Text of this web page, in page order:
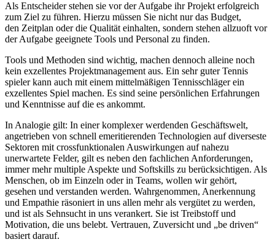
Als Entscheider stehen sie vor der Aufgabe ihr Projekt erfolgreich
zum Ziel zu führen. Hierzu müssen Sie nicht nur das Budget,
den Zeitplan oder die Qualität einhalten, sondern stehen allzuoft vor
der Aufgabe geeignete Tools und Personal zu finden.
Tools und Methoden sind wichtig, machen dennoch alleine noch
kein exzellentes Projektmanagement aus. Ein sehr guter Tennis
spieler kann auch mit einem mittelmäßigen Tennisschläger ein
exzellentes Spiel machen. Es sind seine persönlichen Erfahrungen
und Kenntnisse auf die es ankommt.
In Analogie gilt: In einer komplexer werdenden Geschäftswelt,
angetrieben von schnell emeritierenden Technologien auf diverseste
Sektoren mit crossfunktionalen Auswirkungen auf nahezu
unerwartete Felder, gilt es neben den fachlichen Anforderungen,
immer mehr multiple Aspekte und Softskills zu berücksichtigen. Als
Menschen, ob im Einzeln oder in Teams, wollen wir gehört,
gesehen und verstanden werden. Wahrgenommen, Anerkennung
und Empathie räsoniert in uns allen mehr als vergütet zu werden,
und ist als Sehnsucht in uns verankert. Sie ist Treibstoff und
Motivation, die uns belebt. Vertrauen, Zuversicht und „be driven“
basiert darauf.